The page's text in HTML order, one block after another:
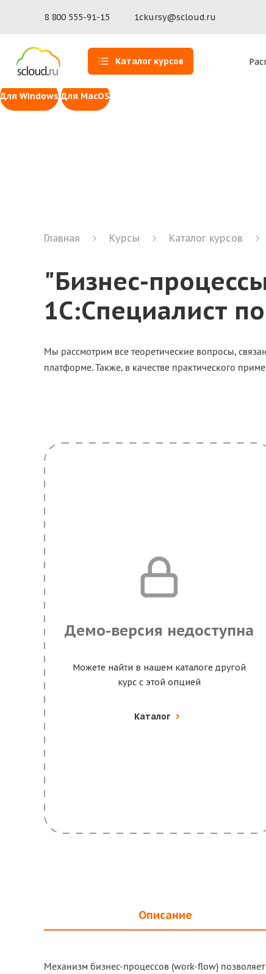
Установите программу Scloud.ru — наше
Инструмент для удаленной помощи
Сервис удаленного доступа к рабочей станции
Для Windows Для MacOS
8 800 555-91-15 1ckursy@scloud.ru
Каталог курсов
Главная Курсы Каталог курсов
"Бизнес-
1С:Специалист
Мы рассмотрим все теоретические вопросы,
платформе. Также, в качестве практического
Демо-версия недоступна
Можете найти в нашем каталоге другой
курс с этой опцией
Каталог
Описание
Механизм бизнес-процессов (work-flow)